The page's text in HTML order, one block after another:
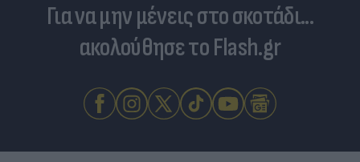
Για να μην μένεις στο σκοτάδι...
ακολούθησε το Flash.gr